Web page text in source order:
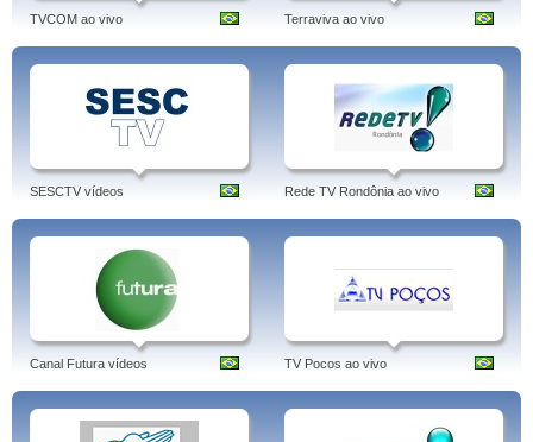
TVCOM ao vivo Terraviva ao vivo
SESCTV vídeos Rede TV Rondônia ao vivo
Canal Futura vídeos TV Pocos ao vivo